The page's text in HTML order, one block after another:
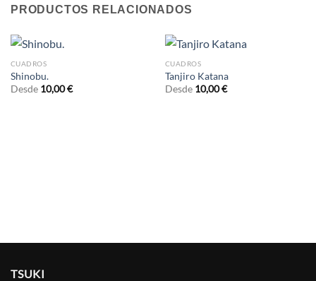
PRODUCTOS RELACIONADOS
CUADROS
Shinobu.
Desde 10,00€
CUADROS
Tanjiro Katana
Desde 10,00€
TSUKI